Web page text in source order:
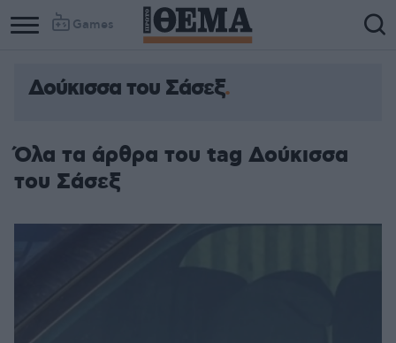
Games
Δούκισσα του Σάσεξ
Όλα τα άρθρα του tag Δούκισσα
του Σάσεξ